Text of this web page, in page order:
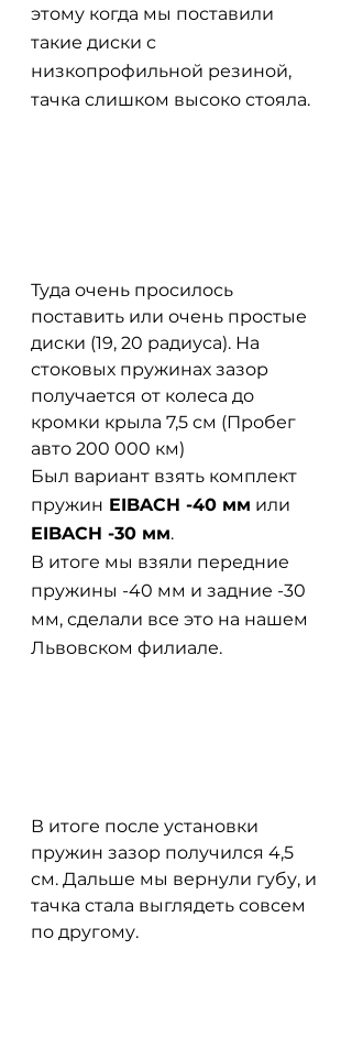
этому когда мы поставили
такие диски с
низкопрофильной резиной,
тачка слишком высоко стояла.
Туда очень просилось
поставить или очень простые
диски (19, 20 радиуса). На
стоковых пружинах зазор
получается от колеса до
кромки крыла 7,5 см (Пробег
авто 200 000 км)
Был вариант взять комплект
пружин EIBACH -40 мм или
EIBACH -30 мм.
В итоге мы взяли передние
пружины -40 мм и задние -30
мм, сделали все это на нашем
Львовском филиале.
В итоге после установки
пружин зазор получился 4,5
см. Дальше мы вернули губу, и
тачка стала выглядеть совсем
по другому.